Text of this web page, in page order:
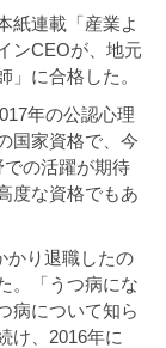
紙連載「産業よ
ンCEOが、地元
に合格した。
年の公認心理
国家資格で、今
の活躍が期待
度な資格でもあ
かり退職したの
。「うつ病にな
病について知ら
け、2016年に